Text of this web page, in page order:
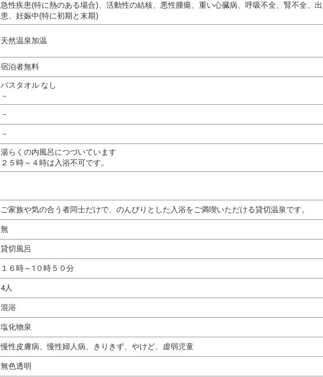
急性疾患(特に熱のある場合)、活動性の結核、悪性腫瘍、重い心臓病、呼吸不全、腎不全、
患、妊娠中(特に初期と末期)
天然温泉加温
宿泊者無料
バスタオル なし
－
－
－
湯らくの内風呂につづいています
２５時～４時は入浴不可です。
ご家族や気の合う者同士だけで、のんびりとした入浴をご満喫いただける貸切温泉です。
無
貸切風呂
１６時～1０時５０分
4人
混浴
塩化物泉
慢性皮膚病、慢性婦人病、きりきず、やけど、虚弱児童
無色透明